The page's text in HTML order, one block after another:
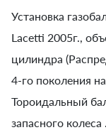
Установка
Lacetti 2005г.,
цилиндра
4-го поколения
Тороидальный
запасного